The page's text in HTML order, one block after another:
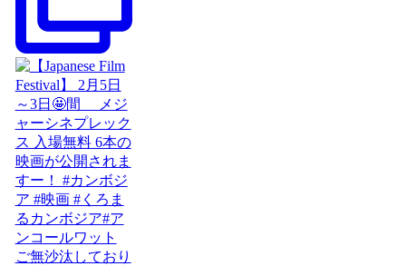
ご無沙汰しており